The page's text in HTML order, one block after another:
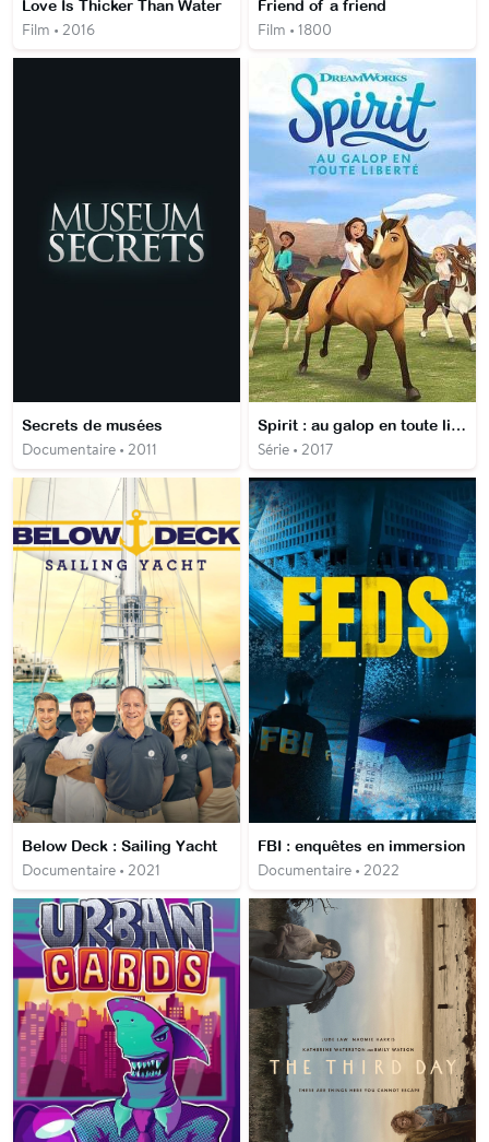
Love Is Thicker Than Water
Film • 2016
Friend of a friend
Film • 1800
Secrets de musées
Documentaire • 2011
Spirit : au galop en toute liberté
Série • 2017
Below Deck : Sailing Yacht
Documentaire • 2021
FBI : enquêtes en immersion
Documentaire • 2022